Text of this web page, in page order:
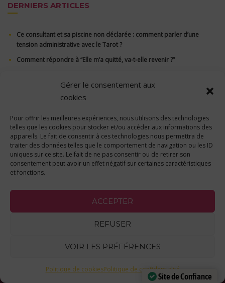
Gérer le consentement aux
cookies
Pour offrir les meilleures expériences, nous utilisons des technologies
telles que les cookies pour stocker et/ou accéder aux informations des
appareils. Le fait de consentir à ces technologies nous permettra de
traiter des données telles que le comportement de navigation ou les ID
uniques sur ce site. Le fait de ne pas consentir ou de retirer son
consentement peut avoir un effet négatif sur certaines caractéristiques
et fonctions.
ACCEPTER
REFUSER
VOIR LES PRÉFÉRENCES
Politique de cookiesPolitique de confidentialité
DERNIERS ARTICLES
Ce consultant et sa piscine non déclarée : comment parler d’une
tension administrative avec le Tarot ?
Comment répondre à “Elle m’a quitté, va-t-elle revenir ?”
Archives Akashiques, Voyance et Conscience non Locale
NOUS JOINDRE
69009 Lyon
Site de Confiance